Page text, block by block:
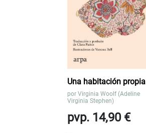
Una habitación propia
por Virginia Woolf (Adeline
Virginia Stephen)
pvp. 14,90 €